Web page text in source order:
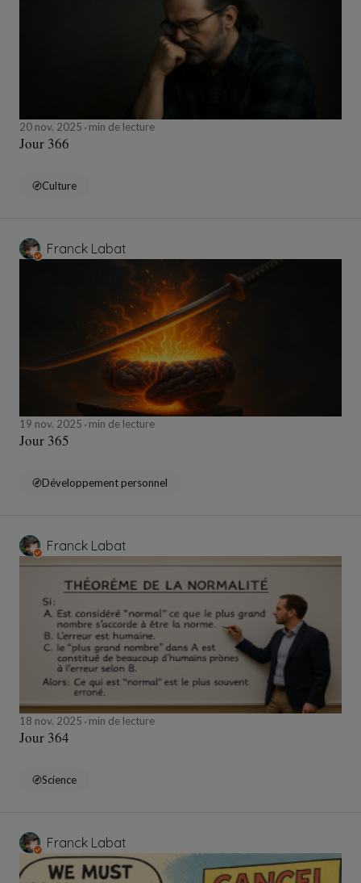
20 nov. 2025 min de lecture
Jour 366
Culture
Franck Labat
19 nov. 2025 min de lecture
Jour 365
Développement personnel
Franck Labat
18 nov. 2025 min de lecture
Jour 364
Science
Franck Labat